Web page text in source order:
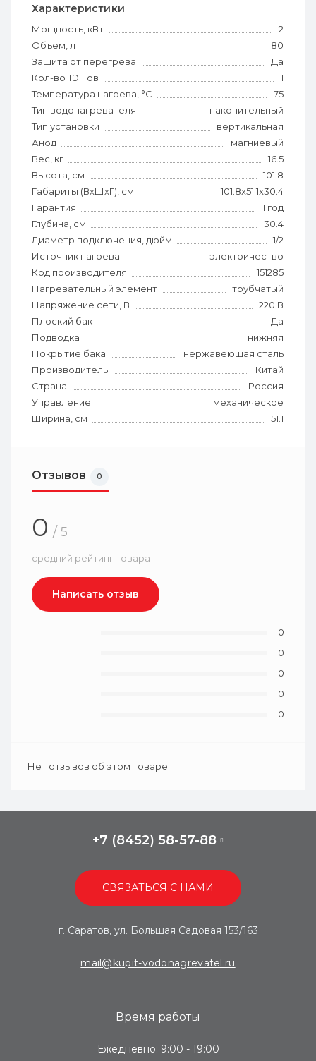
Характеристики
Мощность, кВт
2
Объем, л
80
Защита от перегрева
Да
Кол-во ТЭНов
1
Температура нагрева, °С
75
Тип водонагревателя
накопительный
Тип установки
вертикальная
Анод
магниевый
Вес, кг
16.5
Высота, см
101.8
Габариты (ВхШхГ), см
101.8x51.1x30.4
Гарантия
1 год
Глубина, см
30.4
Диаметр подключения, дюйм
1/2
Источник нагрева
электричество
Код производителя
151285
Нагревательный элемент
трубчатый
Напряжение сети, В
220 В
Плоский бак
Да
Подводка
нижняя
Покрытие бака
нержавеющая сталь
Производитель
Китай
Страна
Россия
Управление
механическое
Ширина, см
51.1
Отзывов 0
0 / 5
средний рейтинг товара
Написать отзыв
0
0
0
0
0
Нет отзывов об этом товаре.
+7 (8452) 58-57-88
СВЯЗАТЬСЯ С НАМИ
г. Саратов, ул. Большая Садовая 153/163
mail@kupit-vodonagrevatel.ru
Время работы
Ежедневно: 9:00 - 19:00